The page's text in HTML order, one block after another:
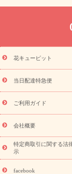
よく贈られる花
8月の誕生花(ト
お供え
ーブドフラワー
特集
お盆 花（新
盆・初盆）
お盆
フト
お盆・お供
レゼント特集
夏
敬老の日におく
花ギフト・プレゼン
老の日 花鉢植えの
フト・プレゼント特
ペーン
映画『ウォ
「きょう誕生日
誕生日フラワーギフト
花キューピット
当日配達特急便
ご利用ガイド
会社概要
特定商取引に関する法
示
facebook